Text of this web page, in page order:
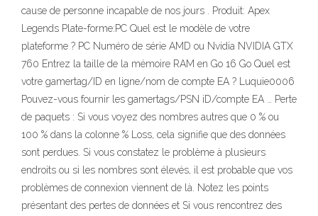
cause de personne incapable de nos jours . Produit: Apex
Legends Plate-forme:PC Quel est le modèle de votre
plateforme ? PC Numéro de série AMD ou Nvidia NVIDIA GTX
760 Entrez la taille de la mémoire RAM en Go 16 Go Quel est
votre gamertag/ID en ligne/nom de compte EA ? Luquie0006
Pouvez-vous fournir les gamertags/PSN iD/compte EA … Perte
de paquets : Si vous voyez des nombres autres que 0 % ou
100 % dans la colonne % Loss, cela signifie que des données
sont perdues. Si vous constatez le problème à plusieurs
endroits ou si les nombres sont élevés, il est probable que vos
problèmes de connexion viennent de là. Notez les points
présentant des pertes de données et Si vous rencontrez des